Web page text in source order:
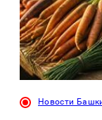
Новости